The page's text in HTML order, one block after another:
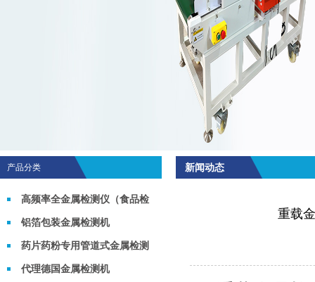
新闻动态
重载
产品分类
高频率全金属检测仪（食品检
测机）铝箔包装金属检测机
药片药粉专用管道式金属检测
机 代理德国金属检测机